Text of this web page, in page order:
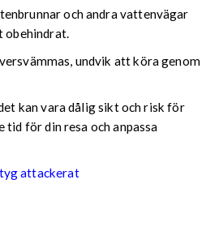
och andra vattenvägar
obehindrat.
undvik att köra genom
kan vara dålig sikt och risk för
för din resa och anpassa
attackerat